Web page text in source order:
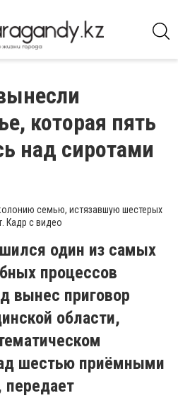
которая пять
над сиротами
семью, истязавшую шестерых
Кадр с видео
один из самых
процессов
вынес приговор
области,
шестью приёмными